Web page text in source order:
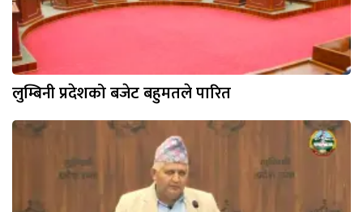
लुम्बिनी प्रदेशको बजेट बहुमतले पारित